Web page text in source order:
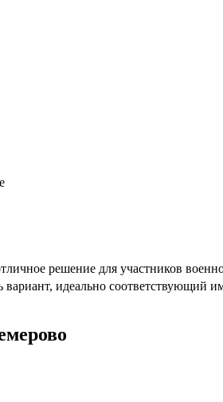
решение для участников
вариант, идеально